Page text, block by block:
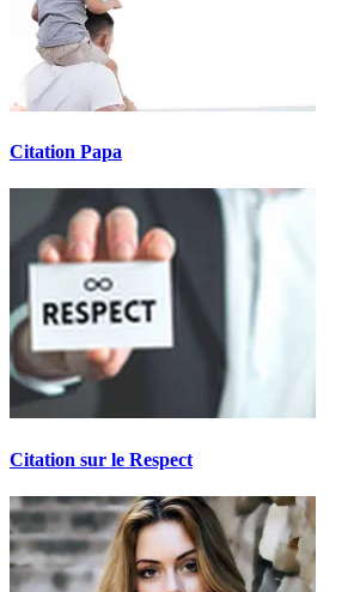
Citation Papa
Citation sur le Respect